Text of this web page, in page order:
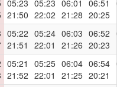
05:23
21:50
05:23
22:02
06:01
21:28
06:51
20:25
05:22
21:51
05:24
22:01
06:03
21:26
06:52
20:23
05:21
21:52
05:25
22:01
06:04
21:25
06:54
20:21